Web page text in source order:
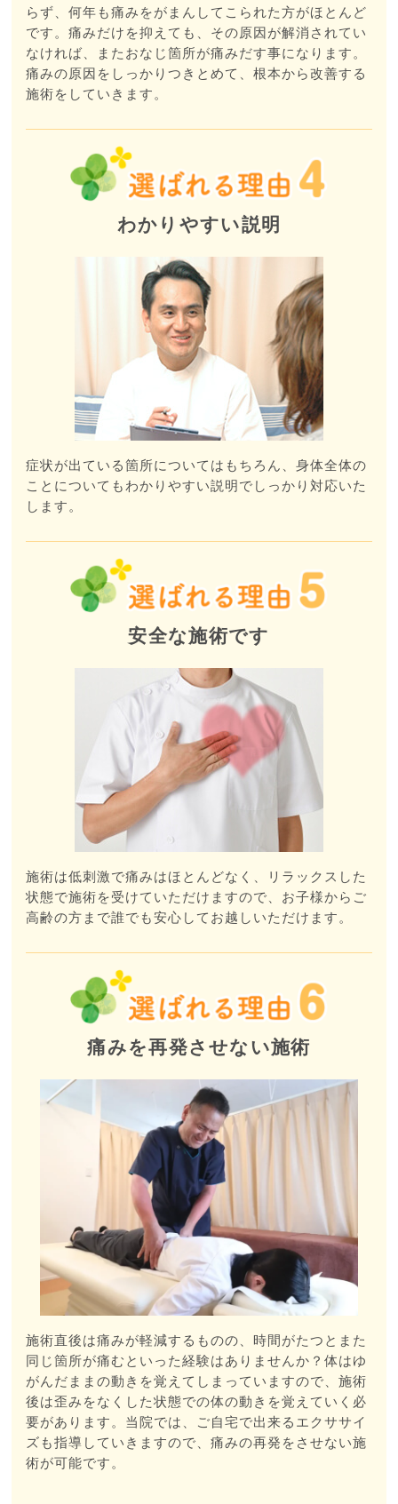
らず、何年も痛みをがまんしてこられた方がほとんど
です。痛みだけを抑えても、その原因が解消されてい
なければ、またおなじ箇所が痛みだす事になります。
痛みの原因をしっかりつきとめて、根本から改善する
施術をしていきます。
わかりやすい説明
症状が出ている箇所についてはもちろん、身体全体の
ことについてもわかりやすい説明でしっかり対応いた
します。
安全な施術です
施術は低刺激で痛みはほとんどなく、リラックスした
状態で施術を受けていただけますので、お子様からご
高齢の方まで誰でも安心してお越しいただけます。
痛みを再発させない施術
施術直後は痛みが軽減するものの、時間がたつとまた
同じ箇所が痛むといった経験はありませんか？体はゆ
がんだままの動きを覚えてしまっていますので、施術
後は歪みをなくした状態での体の動きを覚えていく必
要があります。当院では、ご自宅で出来るエクササイ
ズも指導していきますので、痛みの再発をさせない施
術が可能です。